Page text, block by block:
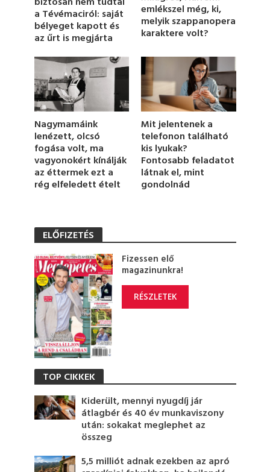
n
u
t
e
6
e
c
o
n
d
s
a Tévémaciról: saját
bélyeget kapott és
az űrt is megjárta
emlékszel még, ki,
melyik szappanopera
karaktere volt?
Nagymamáink
lenézett, olcsó
fogása volt, ma
vagyonokért kínálják
az éttermek ezt a
rég elfeledett ételt
Mit jelentenek a
telefonon található
kis lyukak?
Fontosabb feladatot
látnak el, mint
gondolnád
ELŐFIZETÉS
Fizessen elő
magazinunkra!
RÉSZLETEK
TOP CIKKEK
Kiderült, mennyi nyugdíj jár
átlagbér és 40 év munkaviszony
után: sokakat meglephet az
összeg
5,5 milliót adnak ezekben az apró